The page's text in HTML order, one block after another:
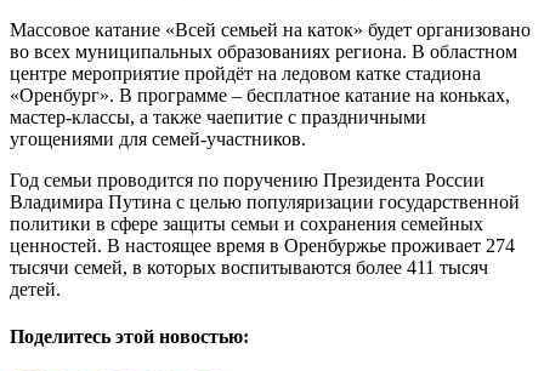
Массовое катание «Всей семьей на каток» будет организовано
во всех муниципальных образованиях региона. В областном
центре мероприятие пройдёт на ледовом катке стадиона
«Оренбург». В программе – бесплатное катание на коньках,
мастер-классы, а также чаепитие с праздничными
угощениями для семей-участников.
Год семьи проводится по поручению Президента России
Владимира Путина с целью популяризации государственной
политики в сфере защиты семьи и сохранения семейных
ценностей. В настоящее время в Оренбуржье проживает 274
тысячи семей, в которых воспитываются более 411 тысяч
детей.
Поделитесь этой новостью: